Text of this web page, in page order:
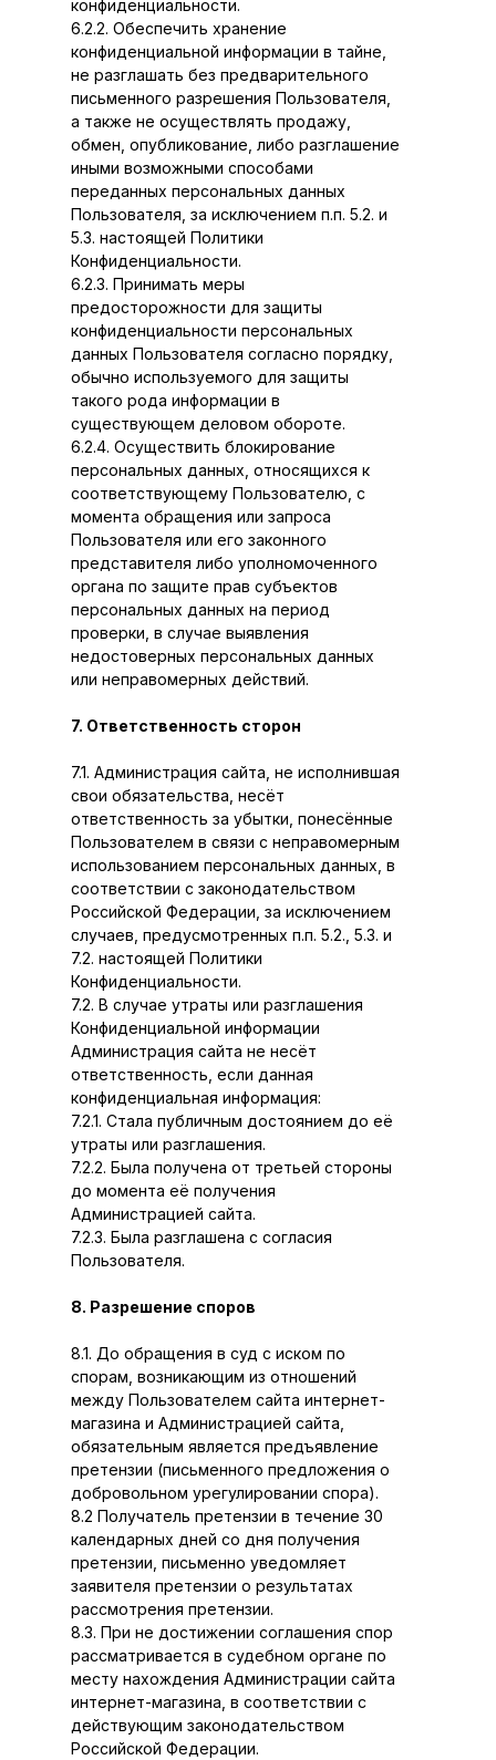
конфиденциальности.
6.2.2. Обеспечить хранение
конфиденциальной информации в тайне,
не разглашать без предварительного
письменного разрешения Пользователя,
а также не осуществлять продажу,
обмен, опубликование, либо разглашение
иными возможными способами
переданных персональных данных
Пользователя, за исключением п.п. 5.2. и
5.3. настоящей Политики
Конфиденциальности.
6.2.3. Принимать меры
предосторожности для защиты
конфиденциальности персональных
данных Пользователя согласно порядку,
обычно используемого для защиты
такого рода информации в
существующем деловом обороте.
6.2.4. Осуществить блокирование
персональных данных, относящихся к
соответствующему Пользователю, с
момента обращения или запроса
Пользователя или его законного
представителя либо уполномоченного
органа по защите прав субъектов
персональных данных на период
проверки, в случае выявления
недостоверных персональных данных
или неправомерных действий.
7. Ответственность сторон
7.1. Администрация сайта, не исполнившая
свои обязательства, несёт
ответственность за убытки, понесённые
Пользователем в связи с неправомерным
использованием персональных данных, в
соответствии с законодательством
Российской Федерации, за исключением
случаев, предусмотренных п.п. 5.2., 5.3. и
7.2. настоящей Политики
Конфиденциальности.
7.2. В случае утраты или разглашения
Конфиденциальной информации
Администрация сайта не несёт
ответственность, если данная
конфиденциальная информация:
7.2.1. Стала публичным достоянием до её
утраты или разглашения.
7.2.2. Была получена от третьей стороны
до момента её получения
Администрацией сайта.
7.2.3. Была разглашена с согласия
Пользователя.
8. Разрешение споров
8.1. До обращения в суд с иском по
спорам, возникающим из отношений
между Пользователем сайта интернет-
магазина и Администрацией сайта,
обязательным является предъявление
претензии (письменного предложения о
добровольном урегулировании спора).
8.2 Получатель претензии в течение 30
календарных дней со дня получения
претензии, письменно уведомляет
заявителя претензии о результатах
рассмотрения претензии.
8.3. При не достижении соглашения спор
рассматривается в судебном органе по
месту нахождения Администрации сайта
интернет-магазина, в соответствии с
действующим законодательством
Российской Федерации.